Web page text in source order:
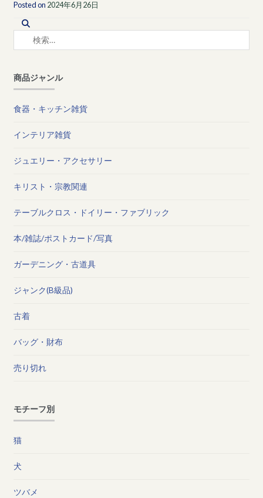
Posted on 2024年6月26日
索:
商品ジャンル
食器・キッチン雑貨
インテリア雑貨
ジュエリー・アクセサリー
キリスト・宗教関連
テーブルクロス・ドイリー・ファブリック
本/雑誌/ポストカード/写真
ガーデニング・古道具
ジャンク(B級品)
古着
バッグ・財布
売り切れ
モチーフ別
猫
犬
ツバメ